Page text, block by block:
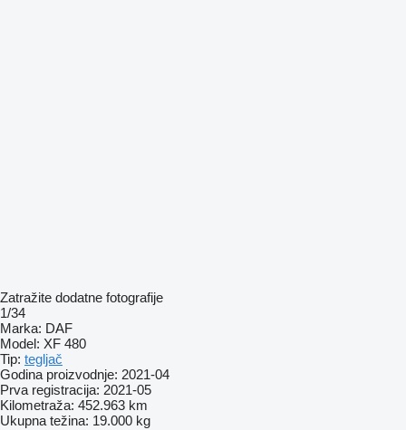
Zatražite dodatne fotografije
1/34
Marka: DAF
Model: XF 480
Tip: tegljač
Godina proizvodnje: 2021-04
Prva registracija: 2021-05
Kilometraža: 452.963 km
Ukupna težina: 19.000 kg